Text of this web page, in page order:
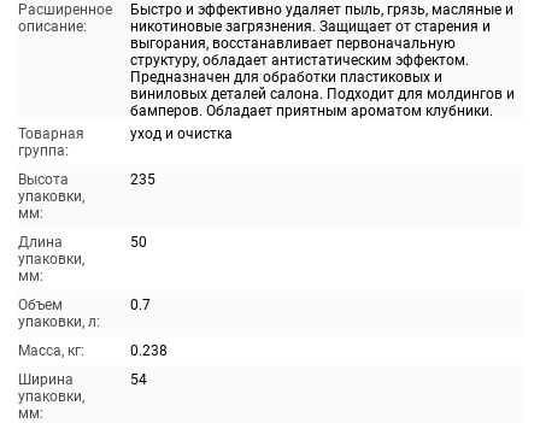
Расширенное
описание:
Быстро и эффективно удаляет пыль, грязь, масляные и
никотиновые загрязнения. Защищает от старения и
выгорания, восстанавливает первоначальную
структуру, обладает антистатическим эффектом.
Предназначен для обработки пластиковых и
виниловых деталей салона. Подходит для молдингов и
бамперов. Обладает приятным ароматом клубники.
Товарная
группа:
уход и очистка
Высота
упаковки,
мм:
235
Длина
упаковки,
мм:
50
Объем
упаковки, л:
0.7
Масса, кг:
0.238
Ширина
упаковки,
мм:
54